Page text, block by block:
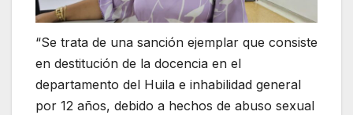
“Se trata de una sanción ejemplar que consiste
en destitución de la docencia en el
departamento del Huila e inhabilidad general
por 12 años, debido a hechos de abuso sexual